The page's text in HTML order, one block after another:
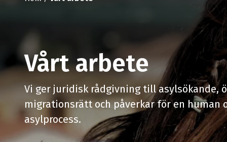
Få
För
Ge
Lär
Vårt arbete
Vi ger juridisk rådgivning till asylsökande,
migrationsrätt och påverkar för en human
asylprocess.